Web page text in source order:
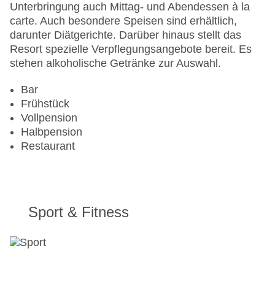
Unterbringung auch Mittag- und Abendessen à la
carte. Auch besondere Speisen sind erhältlich,
darunter Diätgerichte. Darüber hinaus stellt das
Resort spezielle Verpflegungsangebote bereit. Es
stehen alkoholische Getränke zur Auswahl.
Bar
Frühstück
Vollpension
Halbpension
Restaurant
Sport & Fitness